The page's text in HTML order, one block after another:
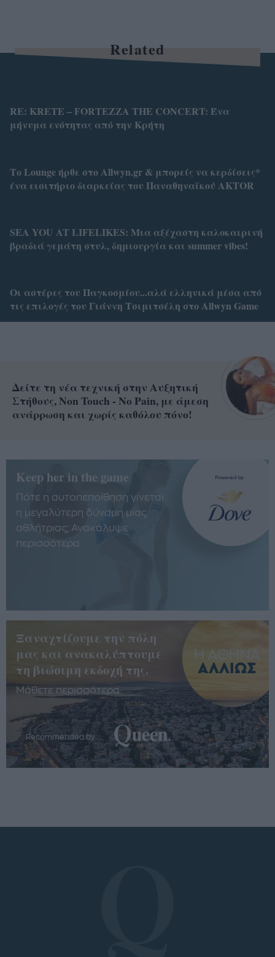
Related
RE: KRETE – FORTEZZA THE CONCERT: Ένα
μήνυμα ενότητας από την Κρήτη
Το Lounge ήρθε στο Allwyn.gr & μπορείς να κερδίσεις*
ένα εισιτήριο διαρκείας του Παναθηναϊκού AKTOR
SEA YOU AT LIFELIKES: Μια αξέχαστη καλοκαιρινή
βραδιά γεμάτη στυλ, δημιουργία και summer vibes!
Οι αστέρες του Παγκοσμίου...αλά ελληνικά μέσα από
τις επιλογές του Γιάννη Τσιμιτσέλη στο Allwyn Game
Δείτε τη νέα τεχνική στην Αυξητική
Στήθους, Non Touch - No Pain, με άμεση
ανάρρωση και χωρίς καθόλου πόνο!
Keep her in the game
Πότε η αυτοπεποίθηση γίνεται
η μεγαλύτερη δύναμη μίας
αθλήτριας; Ανακάλυψε
περισσότερα
Ξαναχτίζουμε την πόλη
μας και ανακαλύπτουμε
τη βιώσιμη εκδοχή της.
Μάθετε περισσότερα
Recommended by